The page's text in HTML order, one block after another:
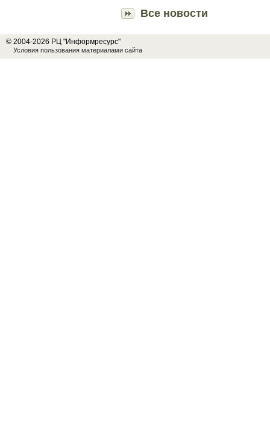
Все новости
© 2004-2026 РЦ "Информресурс"
Условия пользования материалами сайта